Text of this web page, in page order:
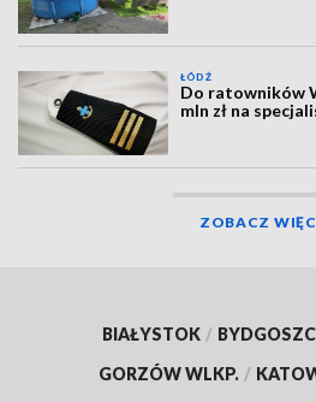
ŁÓDŹ
Do ratowników
mln zł na
ZOBACZ
BIAŁYSTOK /
GORZÓW WLKP. /